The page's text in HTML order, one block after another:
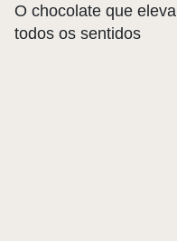
O chocolate que eleva
todos os sentidos